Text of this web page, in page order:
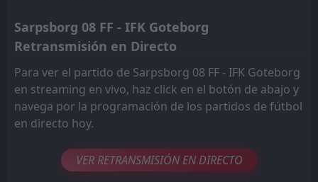
Sarpsborg 08 FF - IFK Goteborg
Retransmisión en Directo
Para ver el partido de Sarpsborg 08 FF - IFK Goteborg
en streaming en vivo, haz click en el botón de abajo y
navega por la programación de los partidos de fútbol
en directo hoy.
VER RETRANSMISIÓN EN DIRECTO